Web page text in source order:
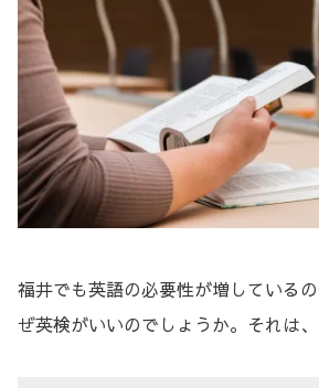
福井でも英語の必要性が増している
ぜ英検がいいのでしょうか。それは、